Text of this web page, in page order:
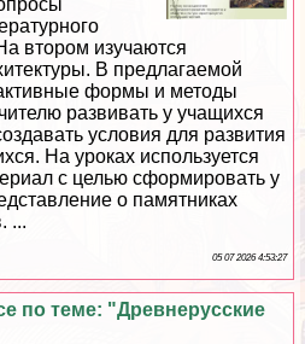
втором изучаются
В предлагаемой
формы и методы
развивать у учащихся
условия для развития
На уроках используется
с целью сформировать у
о памятниках
...
05 07 2026 4:53:27
по теме: "Древнерусские